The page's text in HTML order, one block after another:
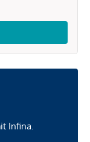
Infina.